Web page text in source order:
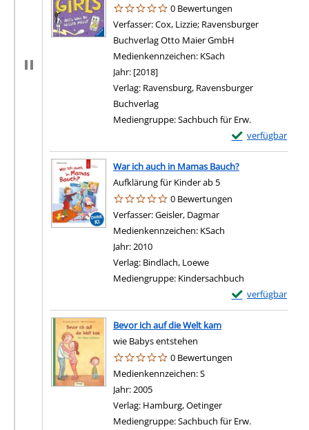
0 Bewertungen
Verfasser:Cox, Lizzie; Ravensburger
Buchverlag Otto Maier GmbH
Medienkennzeichen: KSach
Jahr: [2018]
Verlag: Ravensburg, Ravensburger
Buchverlag
Mediengruppe:Sachbuch für Erw.
verfügbar
Exemplar-Details
War ich auch in Mamas Bauch?
Aufklärung für Kinder ab 5
0 Bewertungen
Verfasser:Geisler, Dagmar
Medienkennzeichen: KSach
Jahr:2010
Verlag: Bindlach, Loewe
Mediengruppe: Kindersachbuch
verfügbar
Exemplar-Details
Bevor ich auf die Welt kam
wie Babys entstehen
0 Bewertungen
Suche nach diesem Verfasser
Medienkennzeichen:S
Jahr:2005
Verlag: Hamburg, Oetinger
Mediengruppe:Sachbuch für Erw.